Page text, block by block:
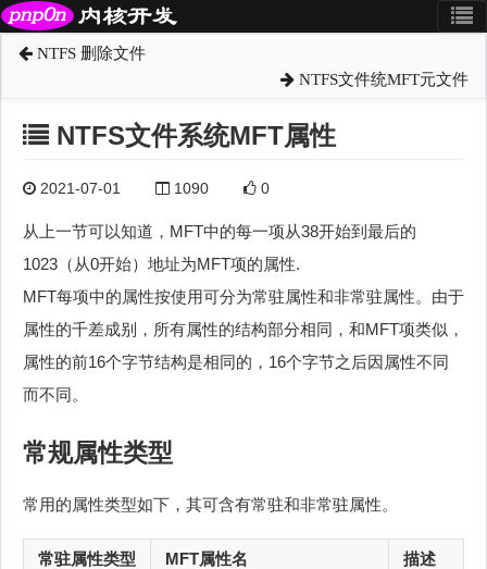
NTFS 删除文件
NTFS文件统MFT元文件
NTFS文件系统MFT属性
2021-07-01 1090 0
从上一节可以知道，MFT中的每一项从38开始到最后的
1023（从0开始）地址为MFT项的属性.
MFT每项中的属性按使用可分为常驻属性和非常驻属性。由于
属性的千差成别，所有属性的结构部分相同，和MFT项类似，
属性的前16个字节结构是相同的，16个字节之后因属性不同
而不同。
常规属性类型
常用的属性类型如下，其可含有常驻和非常驻属性。
常驻属性类型 MFT属性名 描述